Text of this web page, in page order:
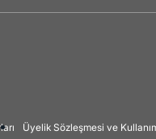
Üyelik Sözleşmesi ve